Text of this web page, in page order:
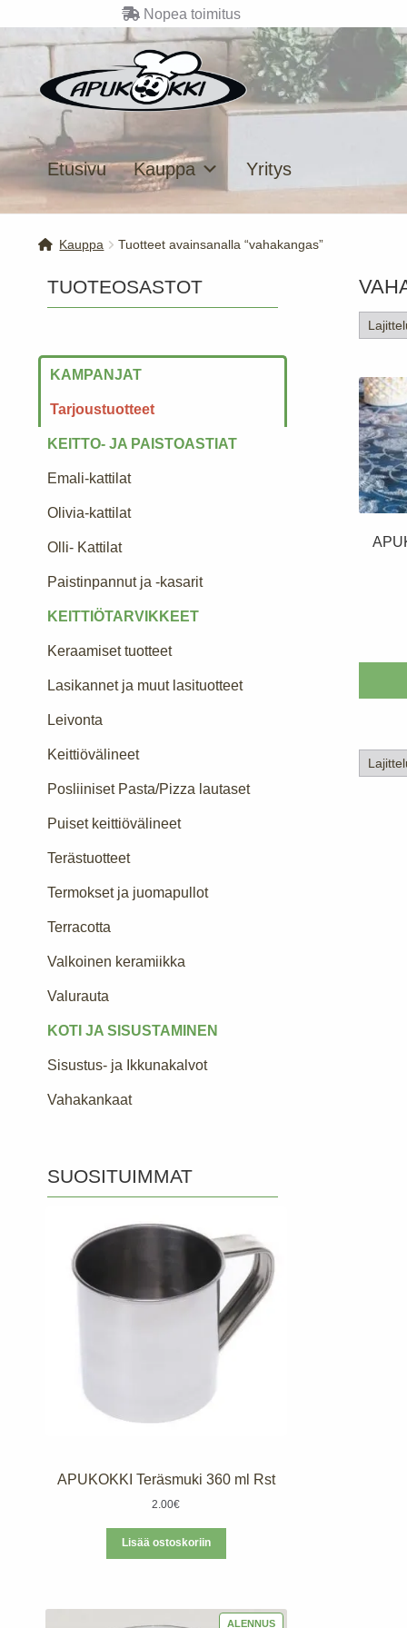
Nopea toimitus
Siirry
navigointiin
Siirry
sisältöön
Etusivu Kauppa Yritys
Kauppa Tuotteet avainsanalla “vahakangas”
TUOTEOSASTOT
KAMPANJAT
Tarjoustuotteet
KEITTO- JA PAISTOASTIAT
Emali-kattilat
Olivia-kattilat
Olli- Kattilat
Paistinpannut ja -kasarit
KEITTIÖTARVIKKEET
Keraamiset tuotteet
Lasikannet ja muut lasituotteet
Leivonta
Keittiövälineet
Posliiniset Pasta/Pizza lautaset
Puiset keittiövälineet
Terästuotteet
Termokset ja juomapullot
Terracotta
Valkoinen keramiikka
Valurauta
KOTI JA SISUSTAMINEN
Sisustus- ja Ikkunakalvot
Vahakankaat
SUOSITUIMMAT
APUKOKKI Teräsmuki 360 ml Rst
2.00€
Lisää ostoskoriin
ALENNUSTUOTE